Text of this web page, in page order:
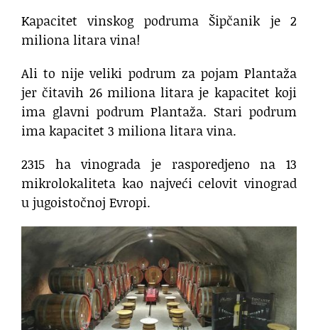
Kapacitet vinskog podruma Šipčanik je 2
miliona litara vina!
Ali to nije veliki podrum za pojam Plantaža
jer čitavih 26 miliona litara je kapacitet koji
ima glavni podrum Plantaža. Stari podrum
ima kapacitet 3 miliona litara vina.
2315 ha vinograda je rasporedjeno na 13
mikrolokaliteta kao najveći celovit vinograd
u jugoistočnoj Evropi.